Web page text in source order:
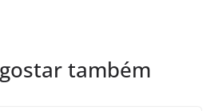
também